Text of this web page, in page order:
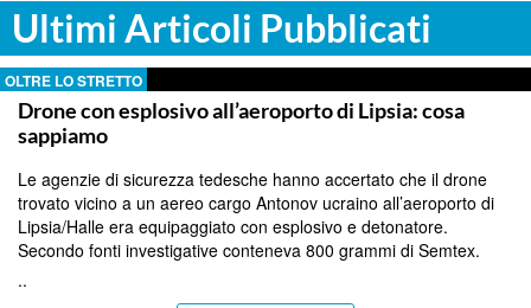
Ultimi Articoli Pubblicati
OLTRE LO STRETTO
Drone con esplosivo all’aeroporto di Lipsia: cosa
sappiamo
Le agenzie di sicurezza tedesche hanno accertato che il drone
trovato vicino a un aereo cargo Antonov ucraino all’aeroporto di
Lipsia/Halle era equipaggiato con esplosivo e detonatore.
Secondo fonti investigative conteneva 800 grammi di Semtex.
..